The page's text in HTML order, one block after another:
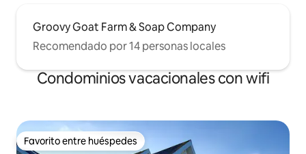
Groovy Goat Farm & Soap Company
Recomendado por 14 personas locales
Condominios vacacionales con wifi
Favorito entre huéspedes
Favorito entre huéspedes